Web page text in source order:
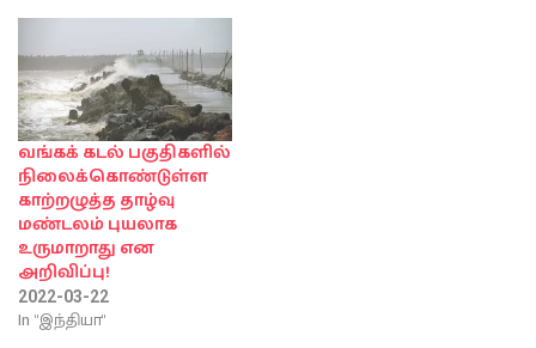
வங்கக் கடல் பகுதிகளில்
நிலைக்கொண்டுள்ள
காற்றழுத்த தாழ்வு
மண்டலம் புயலாக
உருமாறாது என
அறிவிப்பு!
2022-03-22
In "இந்தியா"